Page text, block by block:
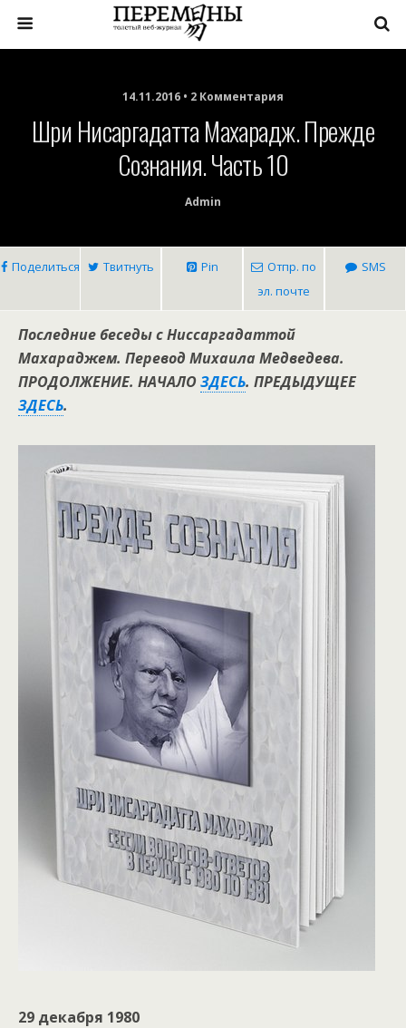
14.11.2016 • 2 Комментария
Шри Нисаргадатта Махарадж. Прежде
Сознания. Часть 10
Admin
Поделиться Твитнуть Pin
Отпр. по
эл. почте
SMS
Последние беседы с Ниссаргадаттой
Махараджем. Перевод Михаила Медведева.
ПРОДОЛЖЕНИЕ. НАЧАЛОЗДЕСЬ. ПРЕДЫДУЩЕЕ
ЗДЕСЬ.
29 декабря 1980